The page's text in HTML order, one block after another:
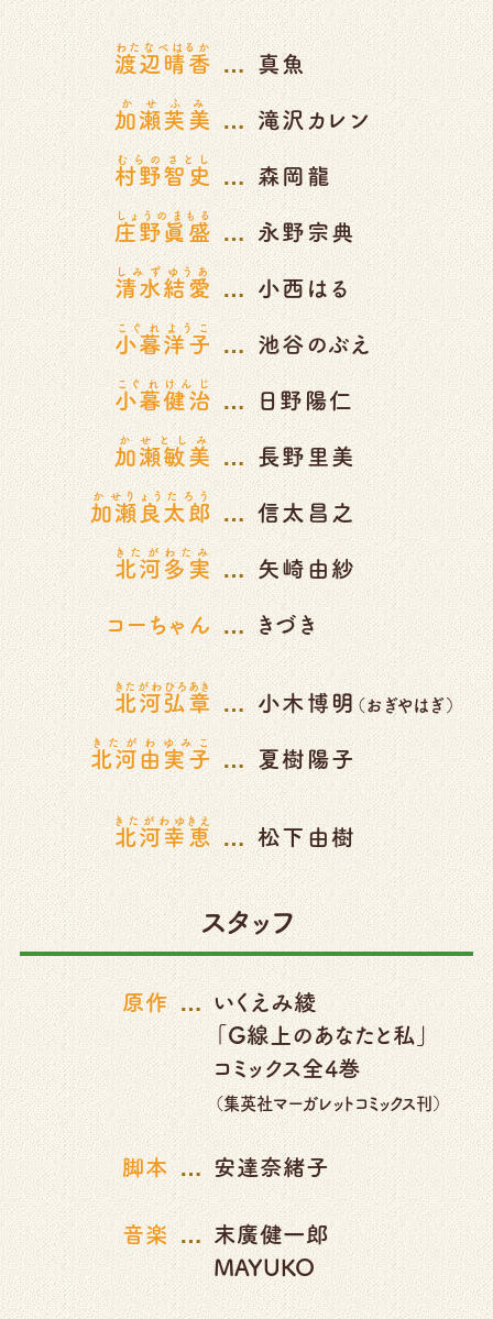
渡辺晴香
わたなべはるか
… 真魚
加瀬芙美
かせふみ
… 滝沢カレン
村野智史
むらのさとし
… 森岡龍
庄野眞盛
しょうのまもる
… 永野宗典
清水結愛
しみずゆうあ
… 小西はる
小暮洋子
こぐれようこ
… 池谷のぶえ
小暮健治
こぐれけんじ
… 日野陽仁
加瀬敏美
かせとしみ
… 長野里美
加瀬良太郎
かせりょうたろう
… 信太昌之
北河多実
きたがわたみ
… 矢崎由紗
コーちゃん … きづき
北河弘章
きたがわひろあき
… 小木博明 （おぎやはぎ）
北河由実子
きたがわゆみこ
… 夏樹陽子
北河幸恵
きたがわゆきえ
… 松下由樹
スタッフ
原作 … いくえみ綾
「G線上のあなたと私」
コミックス全4巻
（集英社マーガレットコミックス刊）
脚本 … 安達奈緒子
音楽 …
末廣健一郎
MAYUKO